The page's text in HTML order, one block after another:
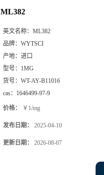
ML382
英文名称： ML382
品牌： WYTSCI
产地： 进口
型号： 1MG
货号： WT-AY-B11016
cas： 1646499-97-9
价格： ￥1/mg
发布日期： 2025-04-10
更新日期： 2026-08-07